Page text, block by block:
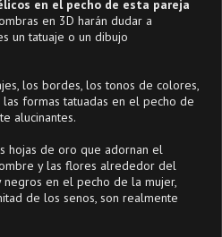
en el pecho de esta pareja
en 3D harán dudar a
un tatuaje o un dibujo
los bordes, los tonos de colores,
formas tatuadas en el pecho de
alucinantes.
hojas de oro que adornan el
y las flores alrededor del
en el pecho de la mujer,
de los senos, son realmente